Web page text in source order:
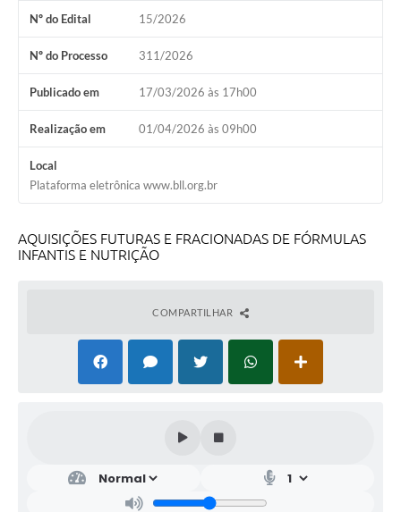
Nº do Edital 15/2026
Nº do Processo 311/2026
Publicado em 17/03/2026 às 17h00
Realização em 01/04/2026 às 09h00
Local
Plataforma eletrônica www.bll.org.br
AQUISIÇÕES FUTURAS E FRACIONADAS DE FÓRMULAS
INFANTIS E NUTRIÇÃO
COMPARTILHAR